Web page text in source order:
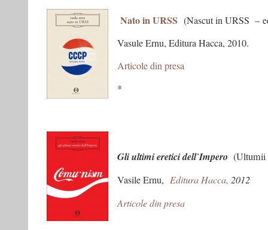
Nato in URSS (Nascut in URSS –
Vasule Ernu, Editura Hacca, 2010.
Articole din presa
*
Gli ultimi eretici dell`Impero (Ultumii
Vasile Ernu, Editura Hacca, 2012
Articole din presa